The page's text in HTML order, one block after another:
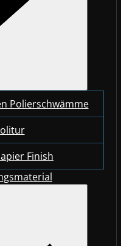
Polierschwämme
Finish